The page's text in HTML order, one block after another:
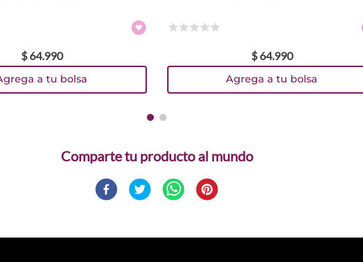
$ 64.990
a tu bolsa
$ 64.990
Agrega a tu bolsa
Comparte